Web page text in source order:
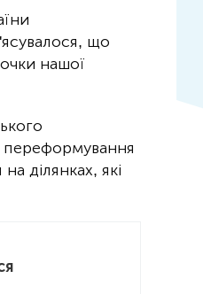
що
нашої
переформування
ділянках, які